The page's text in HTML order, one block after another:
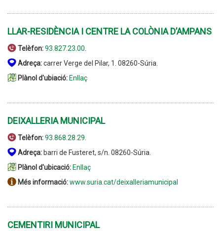
LLAR-RESIDÈNCIA I CENTRE LA COLÒNIA D’AMPANS
Telèfon:93.827.23.00.
Adreça:carrer Verge del Pilar, 1. 08260-Súria.
Plànol d'ubiació: Enllaç
DEIXALLERIA MUNICIPAL
Telèfon:93.868.28.29.
Adreça: barri de Fusteret, s/n. 08260-Súria.
Plànol d'ubicació: Enllaç
Més informació:www.suria.cat/deixalleriamunicipal
CEMENTIRI MUNICIPAL